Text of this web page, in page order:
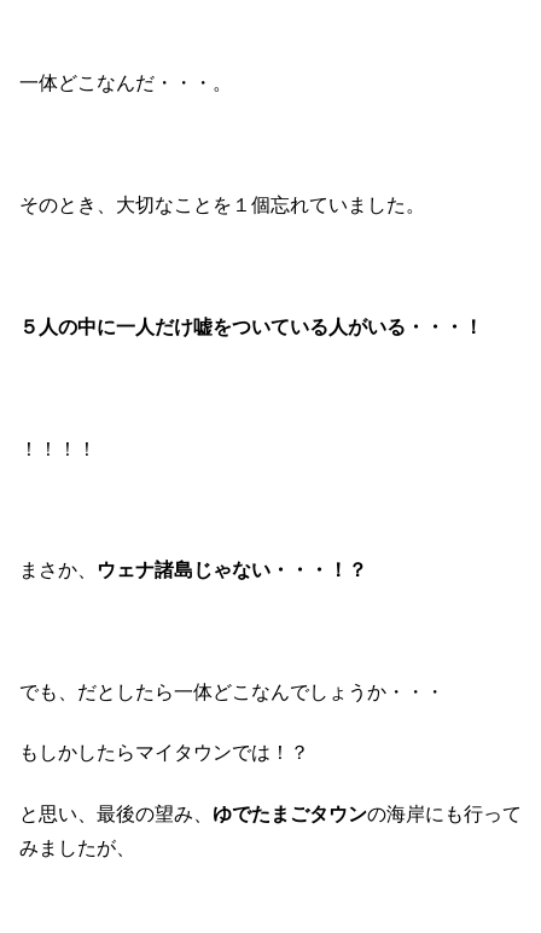
一体どこなんだ・・・。
そのとき、大切なことを１個忘れていました。
５人の中に一人だけ嘘をついている人がいる・・・！
！！！！
まさか、 ウェナ諸島じゃない・・・！？
でも、だとしたら一体どこなんでしょうか・・・
もしかしたらマイタウンでは！？
と思い、最後の望み、 ゆでたまごタウンの海岸にも行って
みましたが、